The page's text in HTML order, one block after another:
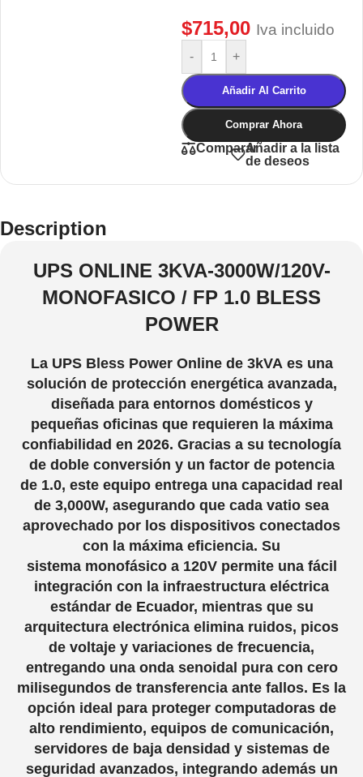
$715,00 Iva incluido
- +
Añadir Al Carrito
Comprar Ahora
CompararAñadir a la lista
de deseos
Description
UPS ONLINE 3KVA-3000W/120V-
MONOFASICO / FP 1.0 BLESS
POWER
La UPS Bless Power Online de 3kVA es una
solución de protección energética avanzada,
diseñada para entornos domésticos y
pequeñas oficinas que requieren la máxima
confiabilidad en 2026. Gracias a su tecnología
de doble conversión y un factor de potencia
de 1.0, este equipo entrega una capacidad real
de 3,000W, asegurando que cada vatio sea
aprovechado por los dispositivos conectados
con la máxima eficiencia. Su
sistema monofásico a 120V permite una fácil
integración con la infraestructura eléctrica
estándar de Ecuador, mientras que su
arquitectura electrónica elimina ruidos, picos
de voltaje y variaciones de frecuencia,
entregando una onda senoidal pura con cero
milisegundos de transferencia ante fallos. Es la
opción ideal para proteger computadoras de
alto rendimiento, equipos de comunicación,
servidores de baja densidad y sistemas de
seguridad avanzados, integrando además un